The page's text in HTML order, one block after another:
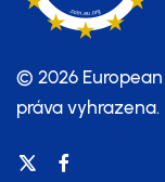
© 2026
práva vyhrazena.